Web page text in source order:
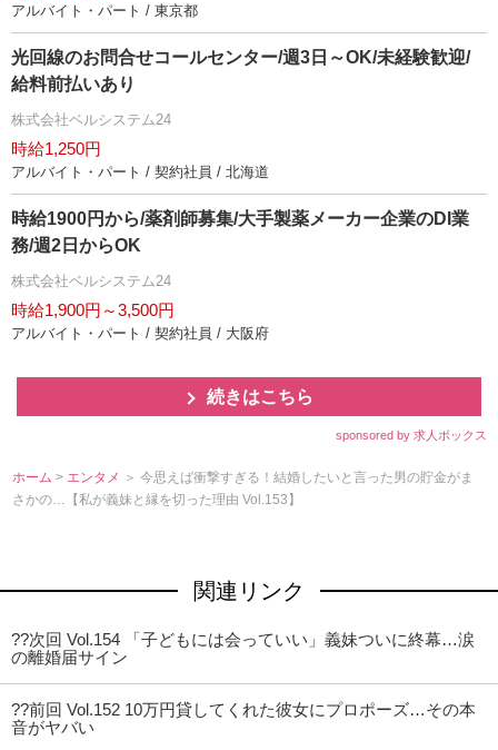
アルバイト・パート / 東京都
光回線のお問合せコールセンター/週3日～OK/未経験歓迎/
給料前払いあり
株式会社ベルシステム24
時給1,250円
アルバイト・パート / 契約社員 / 北海道
時給1900円から/薬剤師募集/大手製薬メーカー企業のDI業
務/週2日からOK
株式会社ベルシステム24
時給1,900円～3,500円
アルバイト・パート / 契約社員 / 大阪府
続きはこちら
sponsored by 求人ボックス
ホーム > エンタメ ＞ 今思えば衝撃すぎる！結婚したいと言った男の貯金がま
さかの…【私が義妹と縁を切った理由 Vol.153】
関連リンク
??次回 Vol.154 「子どもには会っていい」義妹ついに終幕…涙
の離婚届サイン
??前回 Vol.152 10万円貸してくれた彼女にプロポーズ…その本
音がヤバい